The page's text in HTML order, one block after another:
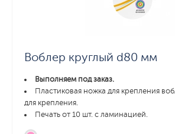
Воблер круглый d80 мм
Выполняем под заказ.
Пластиковая ножка для крепления
для крепления.
Печать от 10 шт. с ламинацией.